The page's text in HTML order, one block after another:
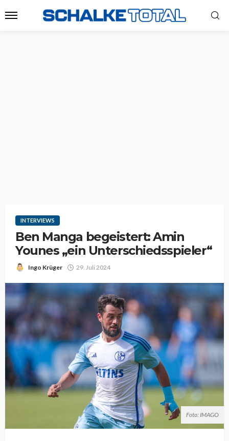
INTERVIEWS
Ben Manga begeistert: Amin
Younes „ein Unterschiedsspieler“
Ingo Krüger 29. Juli 2024
Foto: IMAGO